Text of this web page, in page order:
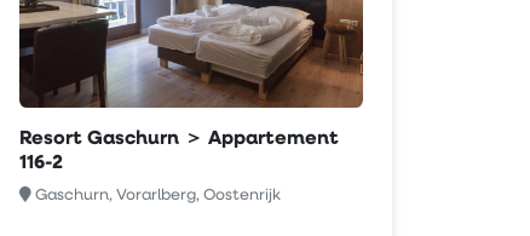
Resort Gaschurn ＞ Appartement
116-2
Gaschurn, Vorarlberg, Oostenrijk